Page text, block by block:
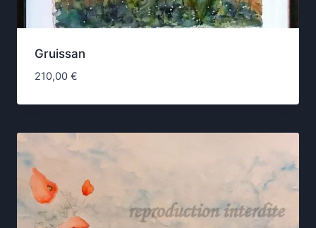
Gruissan
210,00 €